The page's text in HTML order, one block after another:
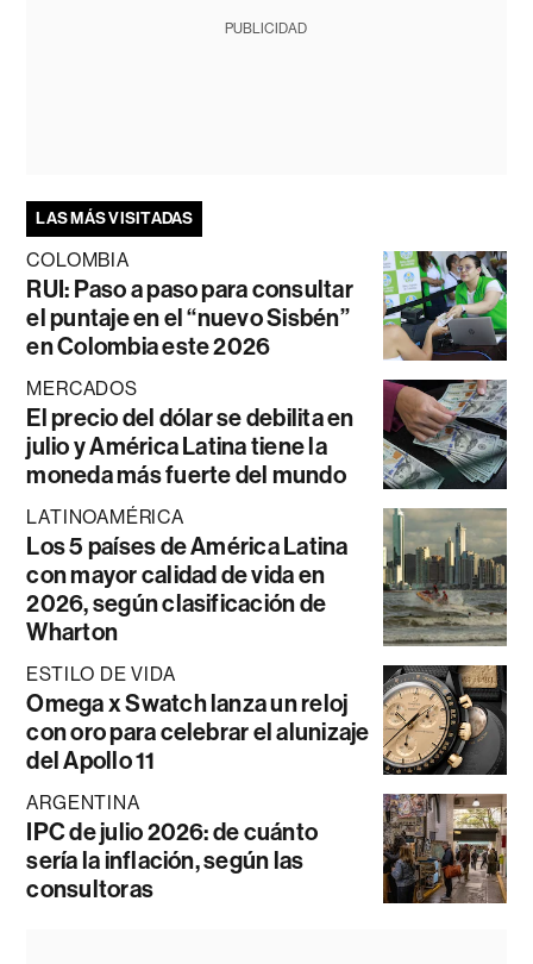
PUBLICIDAD
LAS MÁS VISITADAS
COLOMBIA
RUI: Paso a paso para consultar
el puntaje en el “nuevo Sisbén”
en Colombia este 2026
MERCADOS
El precio del dólar se debilita en
julio y América Latina tiene la
moneda más fuerte del mundo
LATINOAMÉRICA
Los 5 países de América Latina
con mayor calidad de vida en
2026, según clasificación de
Wharton
ESTILO DE VIDA
Omega x Swatch lanza un reloj
con oro para celebrar el alunizaje
del Apollo 11
ARGENTINA
IPC de julio 2026: de cuánto
sería la inflación, según las
consultoras